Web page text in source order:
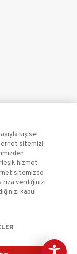
kişisel
sitemizi
hizmet
sitemizde
rıza verdiğinizi
kabul